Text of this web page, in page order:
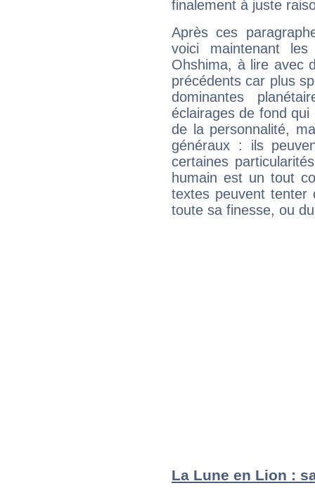
finalement à juste
Après ces
voici maintenant
Ohshima, à lire avec
précédents car plus
dominantes
éclairages de fond
de la personnalité,
généraux : ils
certaines
humain est un tout
textes peuvent tenter
toute sa finesse, ou
La Lune en Lion :